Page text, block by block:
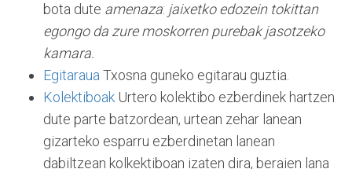
bota dute amenaza: jaixetko edozein tokittan
egongo da zure moskorren purebak jasotzeko
kamara.
Egitaraua Txosna guneko egitarau guztia.
Kolektiboak Urtero kolektibo ezberdinek hartzen
dute parte batzordean, urtean zehar lanean
gizarteko esparru ezberdinetan lanean
dabiltzean kolkektiboan izaten dira, beraien lana